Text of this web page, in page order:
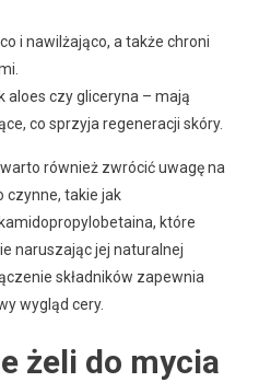
i nawilżająco, a także chroni
aloes czy gliceryna – mają
co sprzyja regeneracji skóry.
również zwrócić uwagę na
czynne, takie jak
które
naruszając jej naturalnej
składników zapewnia
wygląd cery.
żeli do mycia